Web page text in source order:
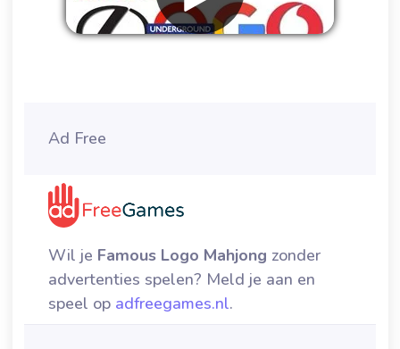
Ad Free
Wil je Famous Logo Mahjong zonder
advertenties spelen? Meld je aan en
speel op adfreegames.nl.